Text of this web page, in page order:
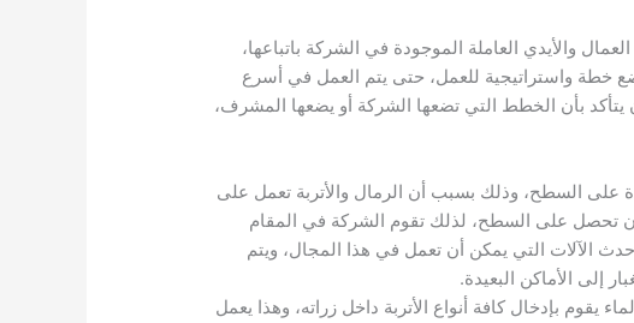
والأيدي العاملة الموجودة في الشركة باتباعها،
خطة واستراتيجية للعمل، حتى يتم العمل في أسرع
بأن الخطط التي تضعها الشركة أو يضعها المشرف،
على السطح، وذلك بسبب أن الرمال والأتربة تعمل على
تحصل على السطح، لذلك تقوم الشركة في المقام
الآلات التي يمكن أن تعمل في هذا المجال، ويتم
إلى الأماكن البعيدة.
يقوم بإدخال كافة أنواع الأتربة داخل زراته، وهذا يعمل